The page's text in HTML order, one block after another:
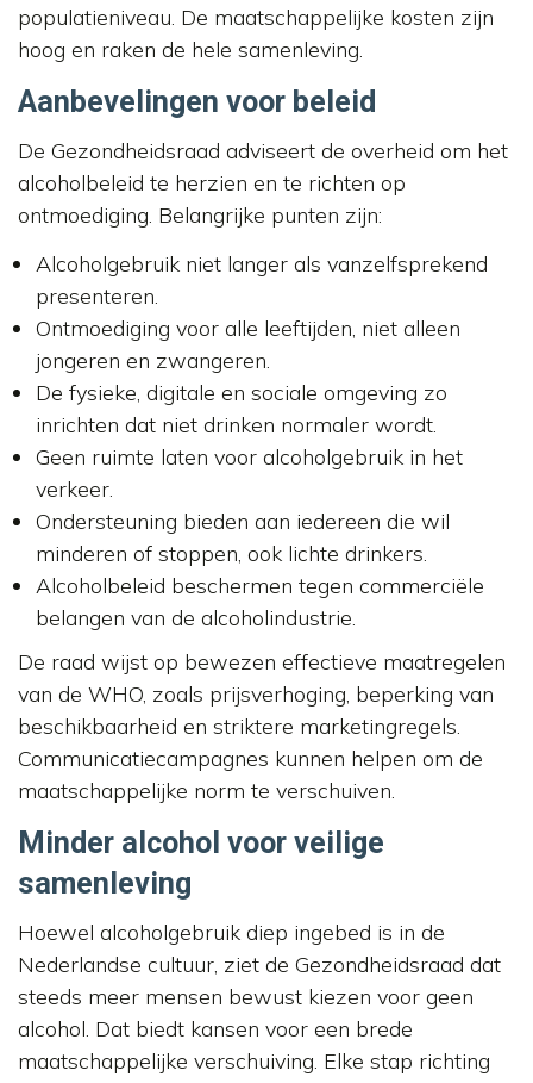
populatieniveau. De maatschappelijke kosten zijn
hoog en raken de hele samenleving.
Aanbevelingen voor beleid
De Gezondheidsraad adviseert de overheid om het
alcoholbeleid te herzien en te richten op
ontmoediging. Belangrijke punten zijn:
Alcoholgebruik niet langer als vanzelfsprekend
presenteren.
Ontmoediging voor alle leeftijden, niet alleen
jongeren en zwangeren.
De fysieke, digitale en sociale omgeving zo
inrichten dat niet drinken normaler wordt.
Geen ruimte laten voor alcoholgebruik in het
verkeer.
Ondersteuning bieden aan iedereen die wil
minderen of stoppen, ook lichte drinkers.
Alcoholbeleid beschermen tegen commerciële
belangen van de alcoholindustrie.
De raad wijst op bewezen effectieve maatregelen
van de WHO, zoals prijsverhoging, beperking van
beschikbaarheid en striktere marketingregels.
Communicatiecampagnes kunnen helpen om de
maatschappelijke norm te verschuiven.
Minder alcohol voor veilige
samenleving
Hoewel alcoholgebruik diep ingebed is in de
Nederlandse cultuur, ziet de Gezondheidsraad dat
steeds meer mensen bewust kiezen voor geen
alcohol. Dat biedt kansen voor een brede
maatschappelijke verschuiving. Elke stap richting